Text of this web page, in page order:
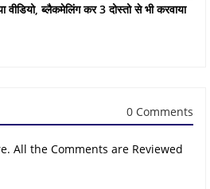
वीडियो, ब्लैकमेलिंग कर 3 दोस्तो से भी करवाया
0 Comments
All the Comments are Reviewed